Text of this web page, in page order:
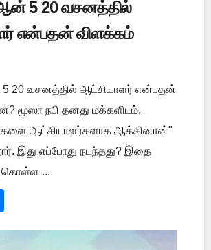
5 20 வசனத்தில்
என்பதன் விளக்கம்
5 20 வசனத்தில் ஆட்சியாளர் என்பதன்
மூஸா நபி தனது மக்களிடம்,
ஆட்சியாளர்களாக ஆக்கினான்"
இது எப்போது நடந்தது? இதை
கொள்ள ...